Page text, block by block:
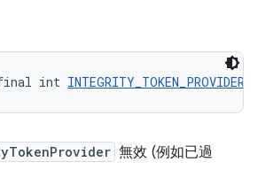
int
無效 (例如已過